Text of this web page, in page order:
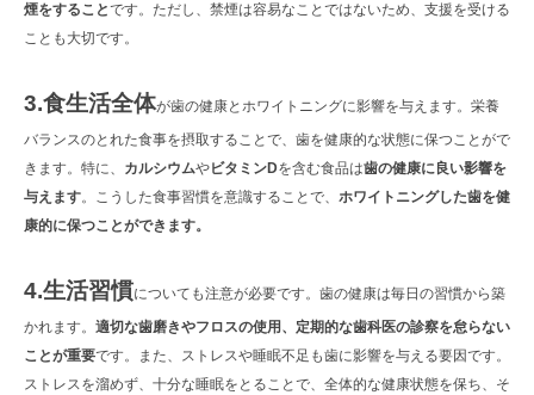
煙をすることです。ただし、禁煙は容易なことではないため、支援を受ける
ことも大切です。
3.食生活全体が歯の健康とホワイトニングに影響を与えます。栄養
バランスのとれた食事を摂取することで、歯を健康的な状態に保つことがで
きます。特に、 カルシウムやビタミンDを含む食品は歯の健康に良い影響を
与えます。こうした食事習慣を意識することで、 ホワイトニングした歯を健
康的に保つことができます。
4.生活習慣についても注意が必要です。歯の健康は毎日の習慣から築
かれます。 適切な歯磨きやフロスの使用、定期的な歯科医の診察を怠らない
ことが重要です。また、ストレスや睡眠不足も歯に影響を与える要因です。
ストレスを溜めず、十分な睡眠をとることで、全体的な健康状態を保ち、そ